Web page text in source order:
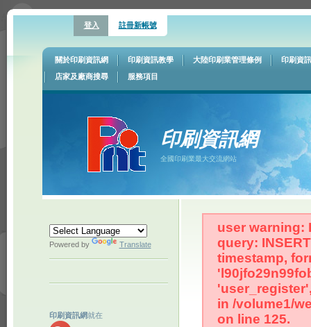
登入 註冊新帳號
關於印刷資訊網 印刷資訊教學 大陸印刷業管理條例
印刷資
店家及廠商搜尋
服務項目
印刷資訊網
全國印刷業最大交流網站
Powered by Translate
印刷資訊網就在
user warning:
query:
timestamp,
in /volume1/
on line 125.